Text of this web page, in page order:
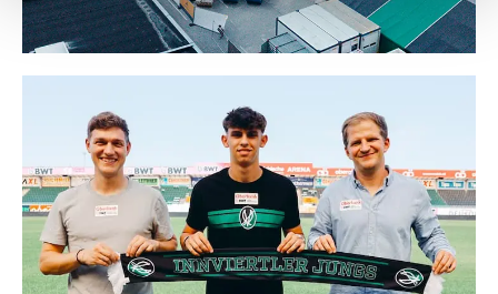
Weitere Details, insbesondere zu Speicherdauer und
Empfänger entnehmen Sie unserer